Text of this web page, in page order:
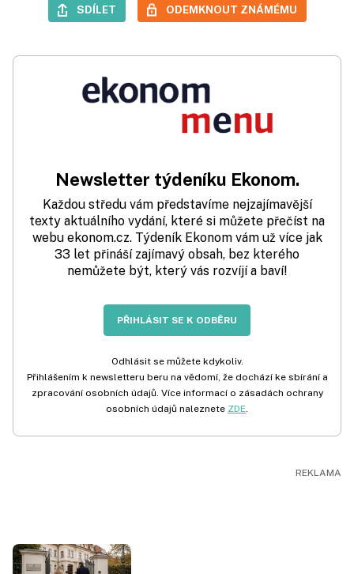
SDÍLET ODEMKNOUT ZNÁMÉMU
Newsletter týdeníku Ekonom.
Každou středu vám představíme nejzajímavější
texty aktuálního vydání, které si můžete přečíst na
webu ekonom.cz. Týdeník Ekonom vám už více jak
33 let přináší zajímavý obsah, bez kterého
nemůžete být, který vás rozvíjí a baví!
PŘIHLÁSIT SE K ODBĚRU
Odhlásit se můžete kdykoliv.
Přihlášením k newsletteru beru na vědomí, že dochází ke sbírání a
zpracování osobních údajů. Více informací o zásadách ochrany
osobních údajů naleznete ZDE.